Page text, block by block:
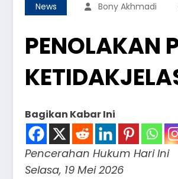
News Bony Akhmadi
PENOLAKAN
Bagikan Kabar Ini
Pencerahan Hukum Hari Ini
Selasa, 19 Mei 2026